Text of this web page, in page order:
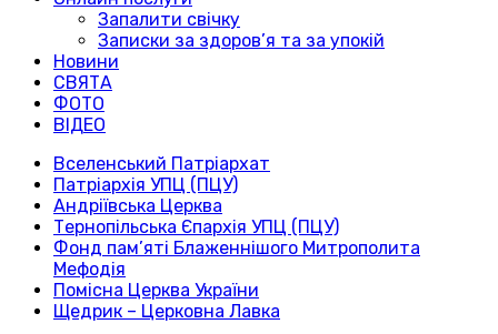
Запалити свічку
Записки за здоров’я та за упокій
Новини
СВЯТА
ФОТО
ВІДЕО
Вселенський Патріархат
Патріархія УПЦ (ПЦУ)
Андріївська Церква
Тернопільська Єпархія УПЦ (ПЦУ)
Фонд пам’яті Блаженнішого Митрополита
Мефодія
Помісна Церква України
Щедрик – Церковна Лавка